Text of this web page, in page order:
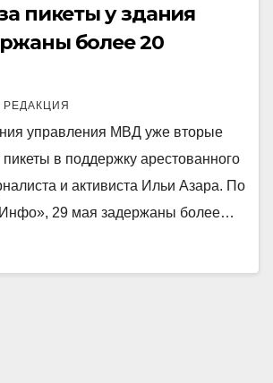
пикеты у здания
более 20
РЕДАКЦИЯ
управления МВД уже вторые
пикеты в поддержку арестованного
и активиста Ильи Азара. По
29 мая задержаны более…